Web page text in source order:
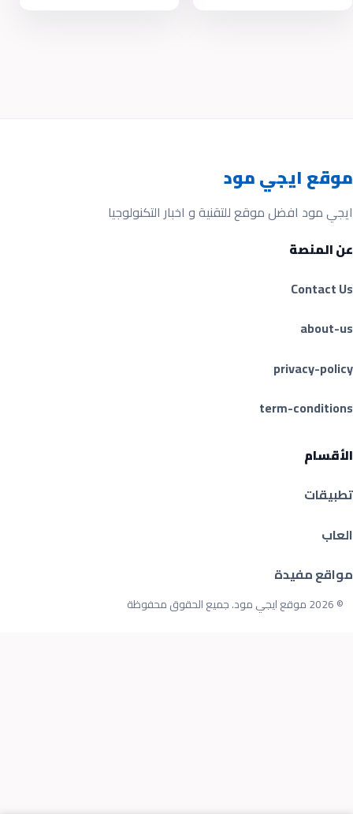
موقع ايجي مود
ايجي مود افضل موقع للتقنية و اخبار التكنولوجيا
عن المنصة
Contact Us
about-us
privacy-policy
term-conditions
الأقسام
تطبيقات
العاب
مواقع مفيدة
© 2026 موقع ايجي مود. جميع الحقوق محفوظة